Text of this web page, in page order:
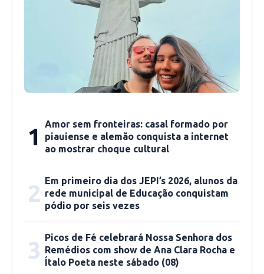
1
Amor sem fronteiras: casal formado por
piauiense e alemão conquista a internet
ao mostrar choque cultural
2
Em primeiro dia dos JEPI’s 2026, alunos da
rede municipal de Educação conquistam
pódio por seis vezes
3 Picos de Fé celebrará Nossa Senhora dos
Remédios com show de Ana Clara Rocha e
Ítalo Poeta neste sábado (08)